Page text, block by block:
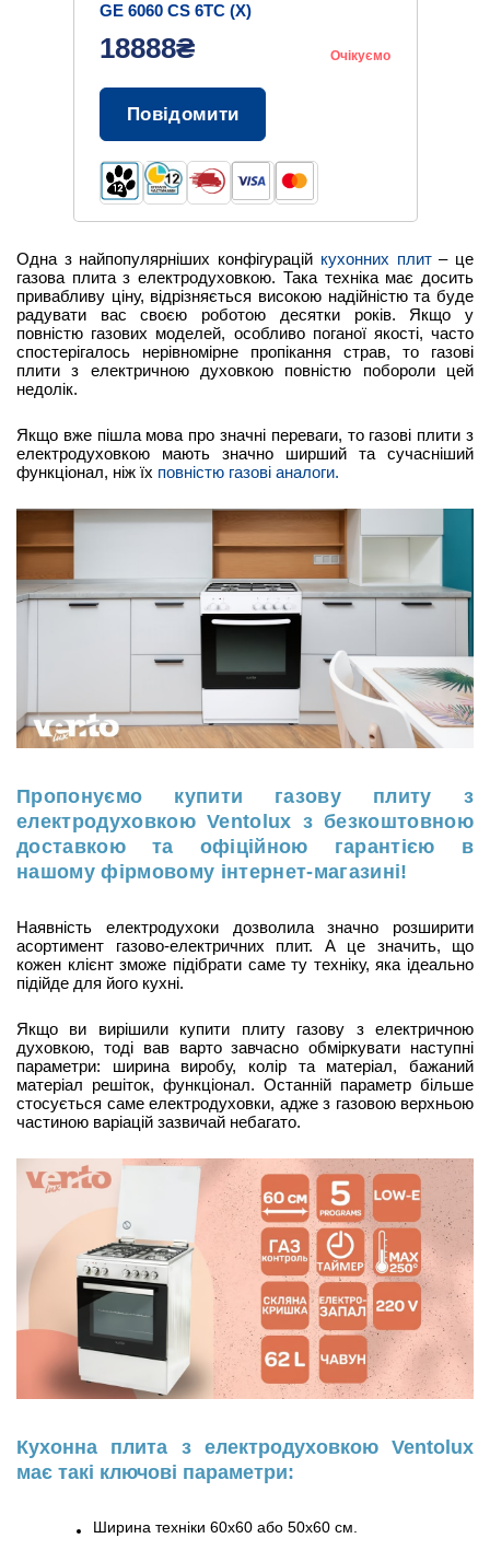
GE 6060 CS 6TC (X)
18888₴ Очікуємо
Повідомити
Одна з найпопулярніших конфігурацій кухонних плит– це
газова плита з електродуховкою. Така техніка має досить
привабливу ціну, відрізняється високою надійністю та буде
радувати вас своєю роботою десятки років. Якщо у
повністю газових моделей, особливо поганої якості, часто
спостерігалось нерівномірне пропікання страв, то газові
плити з електричною духовкою повністю побороли цей
недолік.
Якщо вже пішла мова про значні переваги, то газові плити з
електродуховкою мають значно ширший та сучасніший
функціонал, ніж їх повністю газові аналоги.
Пропонуємо купити газову плиту з
електродуховкою Ventolux з безкоштовною
доставкою та офіційною гарантією в
нашому фірмовому інтернет-магазині!
Наявність електродухоки дозволила значно розширити
асортимент газово-електричних плит. А це значить, що
кожен клієнт зможе підібрати саме ту техніку, яка ідеально
підійде для його кухні.
Якщо ви вирішили купити плиту газову з електричною
духовкою, тоді вав варто завчасно обміркувати наступні
параметри: ширина виробу, колір та матеріал, бажаний
матеріал решіток, функціонал. Останній параметр більше
стосується саме електродуховки, адже з газовою верхньою
частиною варіацій зазвичай небагато.
Кухонна плита з електродуховкою Ventolux
має такі ключові параметри:
Ширина техніки 60х60 або 50х60 см.